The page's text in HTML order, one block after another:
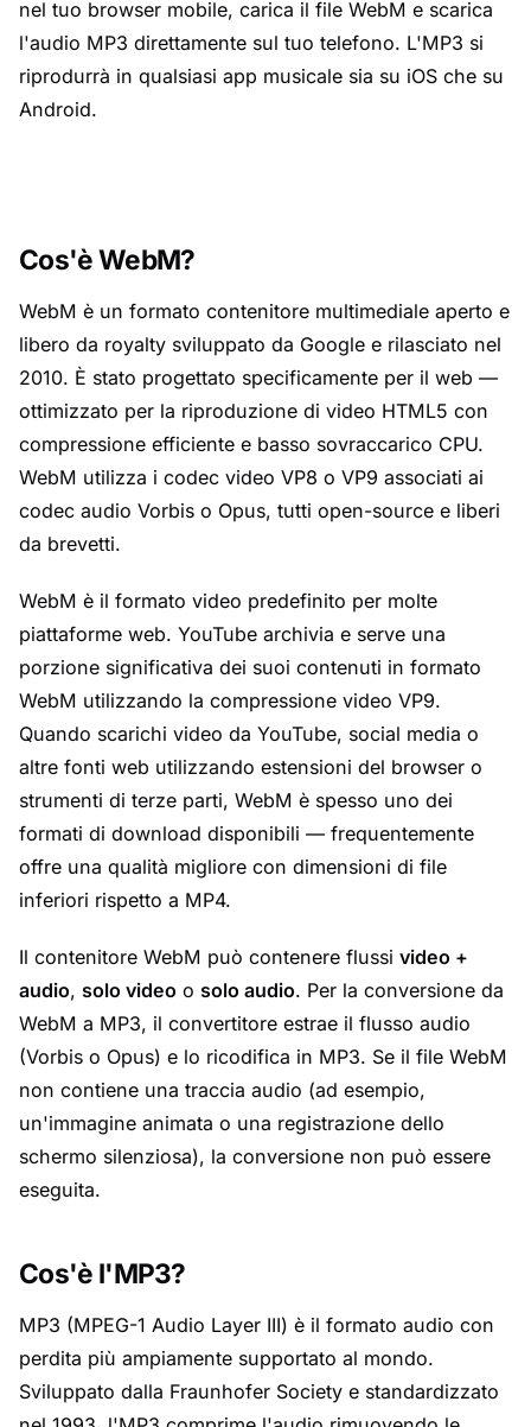
nel tuo browser mobile, carica il file WebM e scarica
l'audio MP3 direttamente sul tuo telefono. L'MP3 si
riprodurrà in qualsiasi app musicale sia su iOS che su
Android.
Cos'è WebM?
WebM è un formato contenitore multimediale aperto e
libero da royalty sviluppato da Google e rilasciato nel
2010. È stato progettato specificamente per il web —
ottimizzato per la riproduzione di video HTML5 con
compressione efficiente e basso sovraccarico CPU.
WebM utilizza i codec video VP8 o VP9 associati ai
codec audio Vorbis o Opus, tutti open-source e liberi
da brevetti.
WebM è il formato video predefinito per molte
piattaforme web. YouTube archivia e serve una
porzione significativa dei suoi contenuti in formato
WebM utilizzando la compressione video VP9.
Quando scarichi video da YouTube, social media o
altre fonti web utilizzando estensioni del browser o
strumenti di terze parti, WebM è spesso uno dei
formati di download disponibili — frequentemente
offre una qualità migliore con dimensioni di file
inferiori rispetto a MP4.
Il contenitore WebM può contenere flussi video +
audio, solo video o solo audio. Per la conversione da
WebM a MP3, il convertitore estrae il flusso audio
(Vorbis o Opus) e lo ricodifica in MP3. Se il file WebM
non contiene una traccia audio (ad esempio,
un'immagine animata o una registrazione dello
schermo silenziosa), la conversione non può essere
eseguita.
Cos'è l'MP3?
MP3 (MPEG-1 Audio Layer III) è il formato audio con
perdita più ampiamente supportato al mondo.
Sviluppato dalla Fraunhofer Society e standardizzato